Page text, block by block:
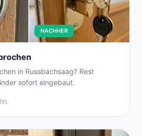
NACHHER
in Russbachsaag? Rest
sofort eingebaut.